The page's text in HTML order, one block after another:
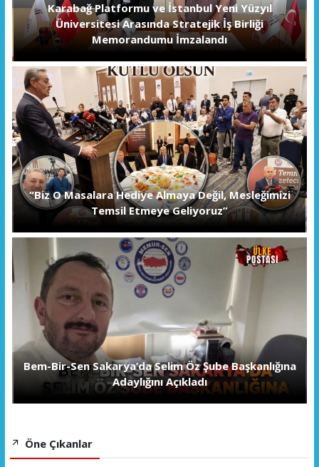
Karabağ Platformu ve İstanbul Yeni Yüzyıl
Üniversitesi Arasında Stratejik İş Birliği
Memorandumu İmzalandı
“Biz O Masalara Hediye Almaya Değil, Mesleğimizi
Temsil Etmeye Geliyoruz”
Bem-Bir-Sen Sakarya’da Selim Öz Şube Başkanlığına
Adaylığını Açıkladı
Öne Çıkanlar